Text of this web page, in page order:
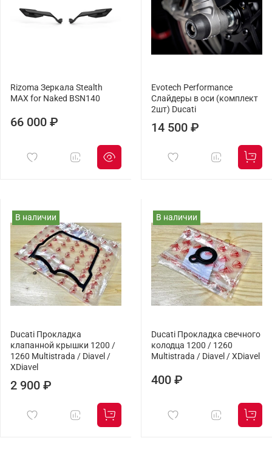
Rizoma Зеркала Stealth
MAX for Naked BSN140
66 000 ₽
Evotech Performance
Слайдеры в оси (комплект
2шт) Ducati
14 500 ₽
В наличии
Ducati Прокладка
клапанной крышки 1200 /
1260 Multistrada / Diavel /
XDiavel
2 900 ₽
В наличии
Ducati Прокладка свечного
колодца 1200 / 1260
Multistrada / Diavel / XDiavel
400 ₽